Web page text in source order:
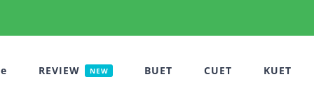
REVIEW NEW BUET CUET KUET